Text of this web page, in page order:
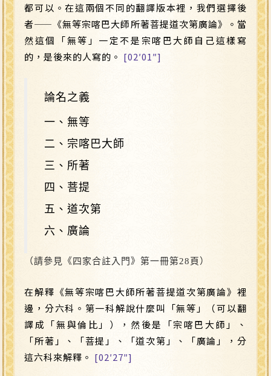
都可以。在這兩個不同的翻譯版本裡，我們選擇後
者—— 《無等宗喀巴大師所著菩提道次第廣論》。當
然這個「無等」一定不是宗喀巴大師自己這樣寫
的，是後來的人寫的。 [02′01″]
論名之義
一、無等
二、宗喀巴大師
三、所著
四、菩提
五、道次第
六、廣論
（請參見《四家合註入門》第一冊第28頁）
在解釋《無等宗喀巴大師所著菩提道次第廣論》裡
邊，分六科。第一科解說什麼叫「無等」（可以翻
譯成「無與倫比」），然後是「宗喀巴大師」、
「所著」、「菩提」、「道次第」、「廣論」，分
這六科來解釋。 [02′27″]